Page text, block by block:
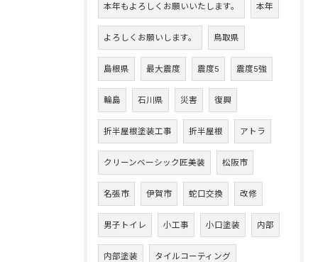
本年もよろしくお願いいたします。 本年
よろしくお願いします。 鳥取県
島根県 最大震度 震度5 震度5強
輪島 石川県 災害 復興
折半屋根塗装工事 折半屋根 アトラ
クリーンベーシック匠美装 松阪市
名張市 伊賀市 蛇口交換 改修
男子トイレ 小工事 小口塗装 内部
内部塗装 タイルコーティング